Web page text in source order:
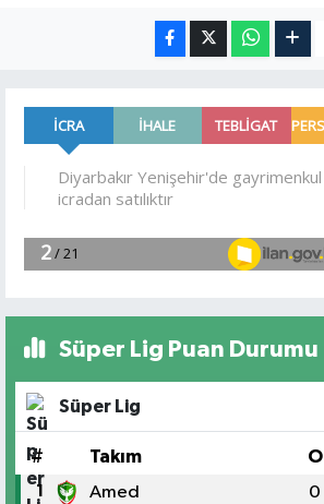
Süper Lig Puan Durumu
Süper Lig
# Takım O
1 Amed 0